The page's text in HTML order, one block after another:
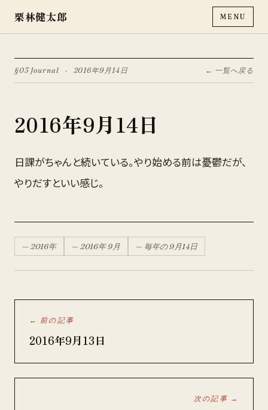
栗林健太郎 MENU
§03 Journal · 2016年9月14日 ← 一覧へ戻る
2016年9月14日
日課がちゃんと続いている。やり始める前は憂鬱だが、
やりだすといい感じ。
— 2016年 — 2016年9月 — 毎年の9月14日
← 前の記事
2016年9月13日
次の記事 →